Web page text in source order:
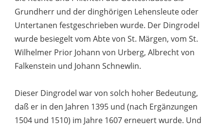
Grundherr und der dinghörigen Lehensleute oder
Untertanen festgeschrieben wurde. Der Dingrodel
wurde besiegelt vom Abte von St. Märgen, vom St.
Wilhelmer Prior Johann von Urberg, Albrecht von
Falkenstein und Johann Schnewlin.
Dieser Dingrodel war von solch hoher Bedeutung,
daß er in den Jahren 1395 und (nach Ergänzungen
1504 und 1510) im Jahre 1607 erneuert wurde. Und